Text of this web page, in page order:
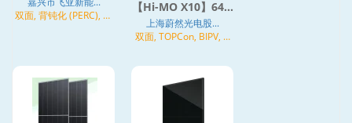
双面, 背钝化 (PERC), 异
【Hi-MO X10】64...
上海蔚然光电股...
双面, TOPCon, BIPV, N